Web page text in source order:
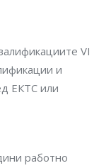
VI
и
ЕКТС или
работно